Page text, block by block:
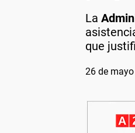
La
que
26 de